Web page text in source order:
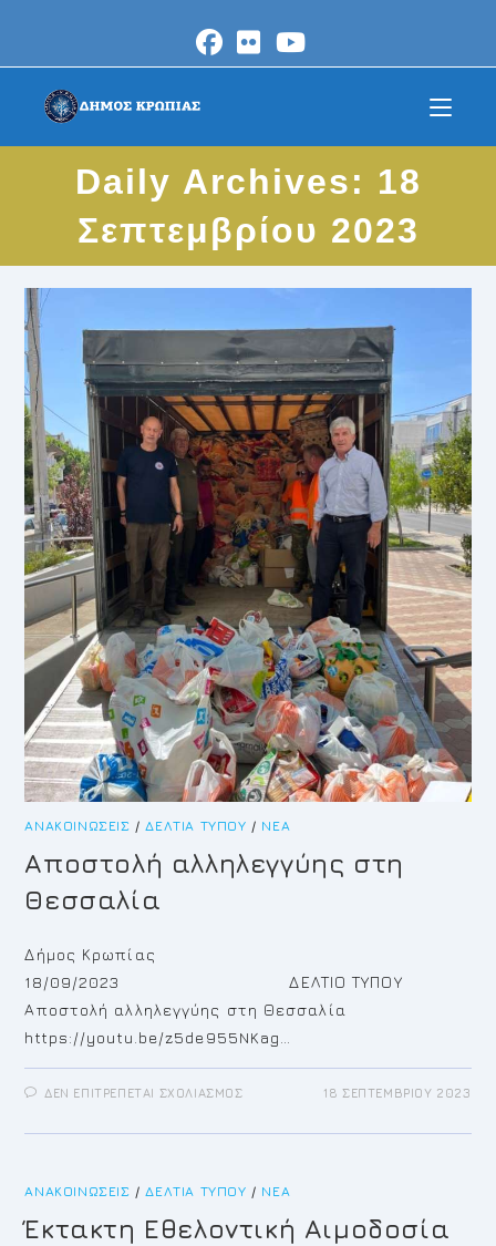
content
Daily Archives: 18
Σεπτεμβρίου 2023
ΑΝΑΚΟΙΝΏΣΕΙΣ /ΔΕΛΤΊΑ ΤΎΠΟΥ / ΝΈΑ
Αποστολή αλληλεγγύης στη
Θεσσαλία
Δήμος Κρωπίας
18/09/2023 ΔΕΛΤΙΟ ΤΥΠΟΥ
Αποστολή αλληλεγγύης στη Θεσσαλία
https://youtu.be/z5de955NKag…
ΔΕΝ ΕΠΙΤΡΈΠΕΤΑΙ ΣΧΟΛΙΑΣΜΌΣΣΤΟ
ΣΤΗ
18 ΣΕΠΤΕΜΒΡΊΟΥ 2023
ΑΝΑΚΟΙΝΏΣΕΙΣ /ΔΕΛΤΊΑ ΤΎΠΟΥ / ΝΈΑ
Έκτακτη Εθελοντική Αιμοδοσία